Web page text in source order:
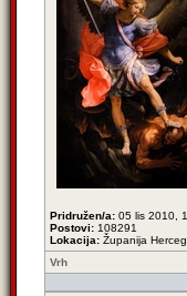
Pridružen/a: 05 lis 2010,
Postovi: 108291
Lokacija: Županija
Vrh